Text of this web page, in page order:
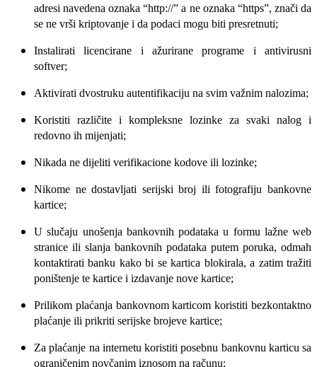
adresi navedena oznaka “http://” a ne oznaka “https”, znači da
se ne vrši kriptovanje i da podaci mogu biti presretnuti;
Instalirati licencirane i ažurirane programe i antivirusni
softver;
Aktivirati dvostruku autentifikaciju na svim važnim nalozima;
Koristiti različite i kompleksne lozinke za svaki nalog i
redovno ih mijenjati;
Nikada ne dijeliti verifikacione kodove ili lozinke;
Nikome ne dostavljati serijski broj ili fotografiju bankovne
kartice;
U slučaju unošenja bankovnih podataka u formu lažne web
stranice ili slanja bankovnih podataka putem poruka, odmah
kontaktirati banku kako bi se kartica blokirala, a zatim tražiti
poništenje te kartice i izdavanje nove kartice;
Prilikom plaćanja bankovnom karticom koristiti bezkontaktno
plaćanje ili prikriti serijske brojeve kartice;
Za plaćanje na internetu koristiti posebnu bankovnu karticu sa
ograničenim novčanim iznosom na računu;